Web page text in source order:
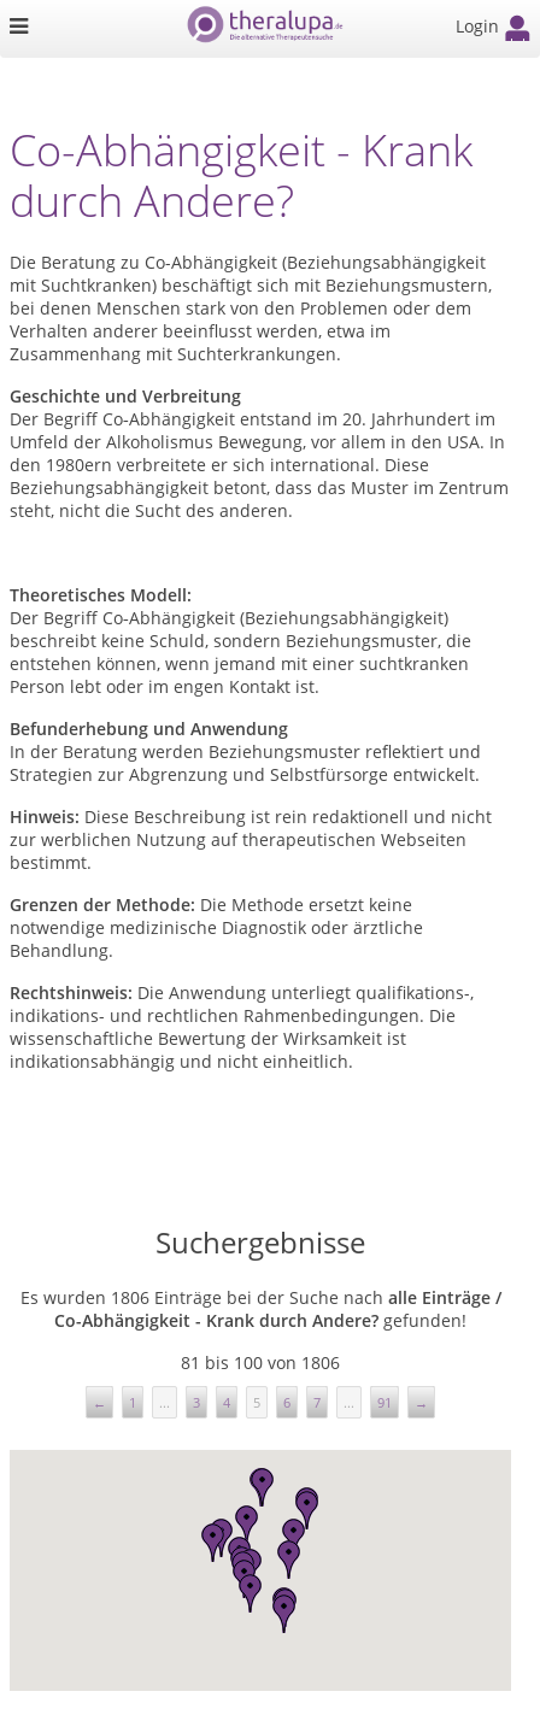
Login
Co-Abhängigkeit - Krank
durch Andere?
Die Beratung zu Co-Abhängigkeit (Beziehungsabhängigkeit
mit Suchtkranken) beschäftigt sich mit Beziehungsmustern,
bei denen Menschen stark von den Problemen oder dem
Verhalten anderer beeinflusst werden, etwa im
Zusammenhang mit Suchterkrankungen.
Geschichte und Verbreitung
Der Begriff Co‑Abhängigkeit entstand im 20. Jahrhundert im
Umfeld der Alkoholismus Bewegung, vor allem in den USA. In
den 1980ern verbreitete er sich international. Diese
Beziehungsabhängigkeit betont, dass das Muster im Zentrum
steht, nicht die Sucht des anderen.
Theoretisches Modell:
Der Begriff Co‑Abhängigkeit (Beziehungsabhängigkeit)
beschreibt keine Schuld, sondern Beziehungsmuster, die
entstehen können, wenn jemand mit einer suchtkranken
Person lebt oder im engen Kontakt ist.
Befunderhebung und Anwendung
In der Beratung werden Beziehungsmuster reflektiert und
Strategien zur Abgrenzung und Selbstfürsorge entwickelt.
Hinweis: Diese Beschreibung ist rein redaktionell und nicht
zur werblichen Nutzung auf therapeutischen Webseiten
bestimmt.
Grenzen der Methode: Die Methode ersetzt keine
notwendige medizinische Diagnostik oder ärztliche
Behandlung.
Rechtshinweis: Die Anwendung unterliegt qualifikations-,
indikations- und rechtlichen Rahmenbedingungen. Die
wissenschaftliche Bewertung der Wirksamkeit ist
indikationsabhängig und nicht einheitlich.
Suchergebnisse
Es wurden 1806 Einträge bei der Suche nach alle Einträge /
Co-Abhängigkeit - Krank durch Andere? gefunden!
81 bis 100 von 1806
← 1 ... 3 4 5 6 7 ... 91 →